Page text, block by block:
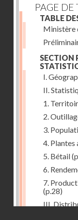
PAGE DE
TABLE
Ministère
SECTION
I.
II.
1.
2.
3.
4. Plantes
5. Bétail
6.
7.
(p.28)
III.